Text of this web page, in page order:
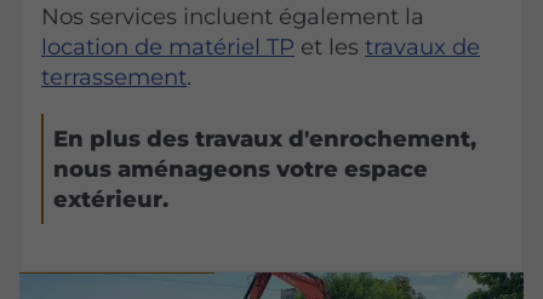
Nos services incluent également la
location de matériel TP et les travaux de
terrassement.
En plus des travaux d'enrochement,
nous aménageons votre espace
extérieur.